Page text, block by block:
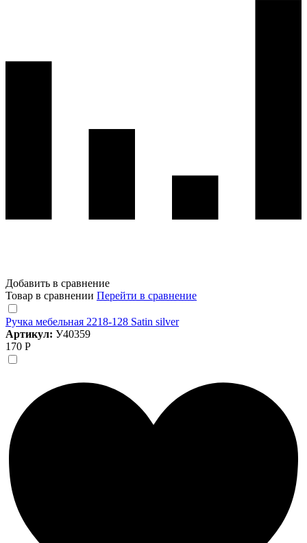
Добавить в сравнение
Товар в сравнении Перейти в сравнение
Ручка мебельная 2218-128 Satin silver
Артикул: У40359
170 Р